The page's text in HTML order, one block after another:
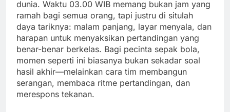
dunia. Waktu 03.00 WIB memang bukan jam yang
ramah bagi semua orang, tapi justru di situlah
daya tariknya: malam panjang, layar menyala, dan
harapan untuk menyaksikan pertandingan yang
benar-benar berkelas. Bagi pecinta sepak bola,
momen seperti ini biasanya bukan sekadar soal
hasil akhir—melainkan cara tim membangun
serangan, membaca ritme pertandingan, dan
merespons tekanan.